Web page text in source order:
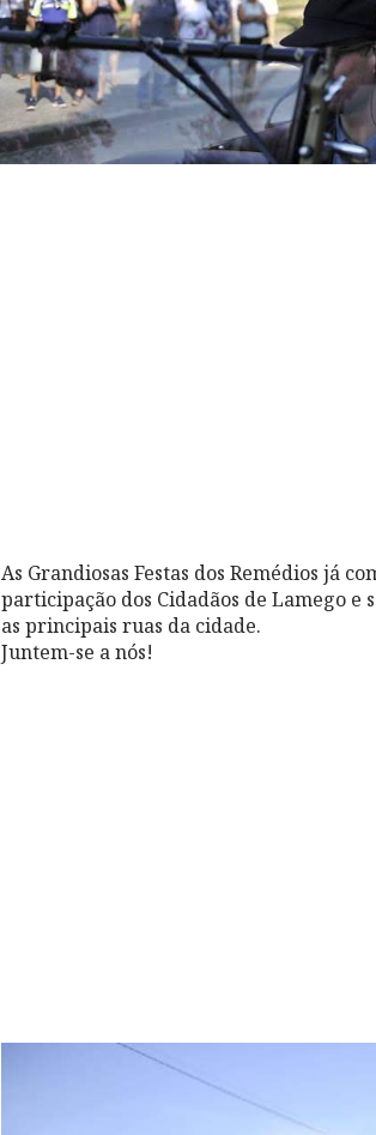
As Grandiosas Festas dos Remédios já
participação dos Cidadãos de Lamego
as principais ruas da cidade.
Juntem-se a nós!